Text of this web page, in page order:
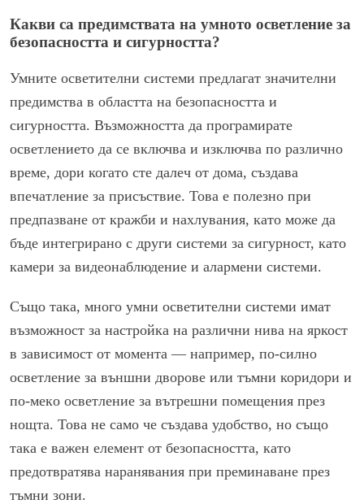
Какви са предимствата на умното осветление за
безопасността и сигурността?
Умните осветителни системи предлагат значителни
предимства в областта на безопасността и
сигурността. Възможността да програмирате
осветлението да се включва и изключва по различно
време, дори когато сте далеч от дома, създава
впечатление за присъствие. Това е полезно при
предпазване от кражби и нахлувания, като може да
бъде интегрирано с други системи за сигурност, като
камери за видеонаблюдение и алармени системи.
Също така, много умни осветителни системи имат
възможност за настройка на различни нива на яркост
в зависимост от момента — например, по-силно
осветление за външни дворове или тъмни коридори и
по-мекo осветление за вътрешни помещения през
нощта. Това не само че създава удобство, но също
така е важен елемент от безопасността, като
предотвратява наранявания при преминаване през
тъмни зони.